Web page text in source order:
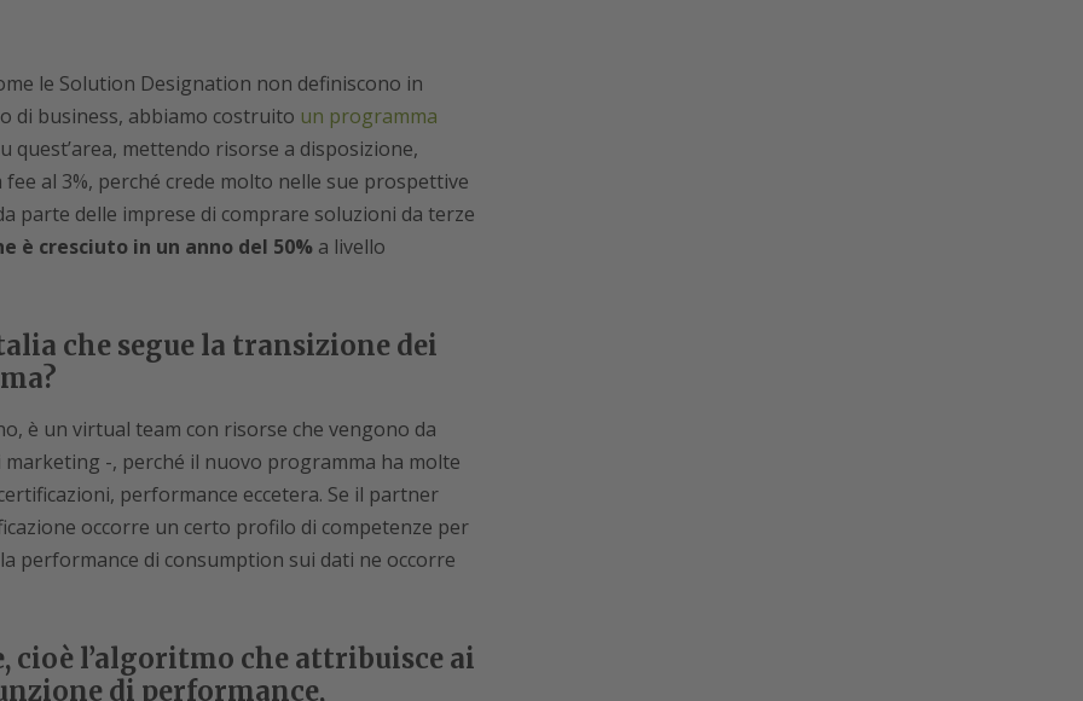
le Solution Designation non definiscono in
di business, abbiamo costruito un programma
quest’area, mettendo risorse a disposizione,
al 3%, perché crede molto nelle sue prospettive
parte delle imprese di comprare soluzioni da terze
è cresciuto in un anno del 50%a livello
che segue la transizione dei
è un virtual team con risorse che vengono da
-, perché il nuovo programma ha molte
performance eccetera. Se il partner
occorre un certo profilo di competenze per
performance di consumption sui dati ne occorre
cioè l’algoritmo che attribuisce ai
di performance,